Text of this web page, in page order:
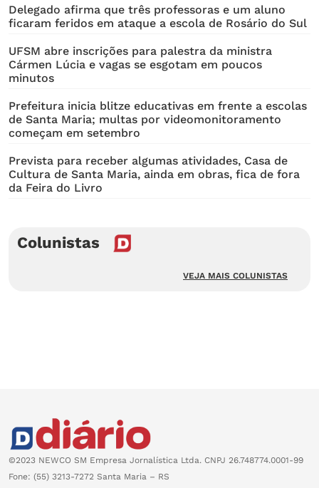
Delegado afirma que três professoras e um aluno
ficaram feridos em ataque a escola de Rosário do Sul
UFSM abre inscrições para palestra da ministra
Cármen Lúcia e vagas se esgotam em poucos
minutos
Prefeitura inicia blitze educativas em frente a escolas
de Santa Maria; multas por videomonitoramento
começam em setembro
Prevista para receber algumas atividades, Casa de
Cultura de Santa Maria, ainda em obras, fica de fora
da Feira do Livro
Colunistas
VEJA MAIS COLUNISTAS
©2023 NEWCO SM Empresa Jornalística Ltda. CNPJ 26.748774.0001-99
Fone: (55) 3213-7272 Santa Maria – RS